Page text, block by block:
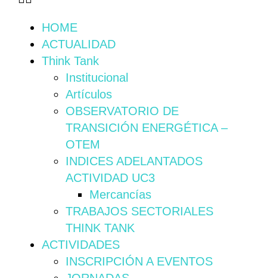
HOME
ACTUALIDAD
Think Tank
Institucional
Artículos
OBSERVATORIO DE
TRANSICIÓN ENERGÉTICA –
OTEM
INDICES ADELANTADOS
ACTIVIDAD UC3
Mercancías
TRABAJOS SECTORIALES
THINK TANK
ACTIVIDADES
INSCRIPCIÓN A EVENTOS